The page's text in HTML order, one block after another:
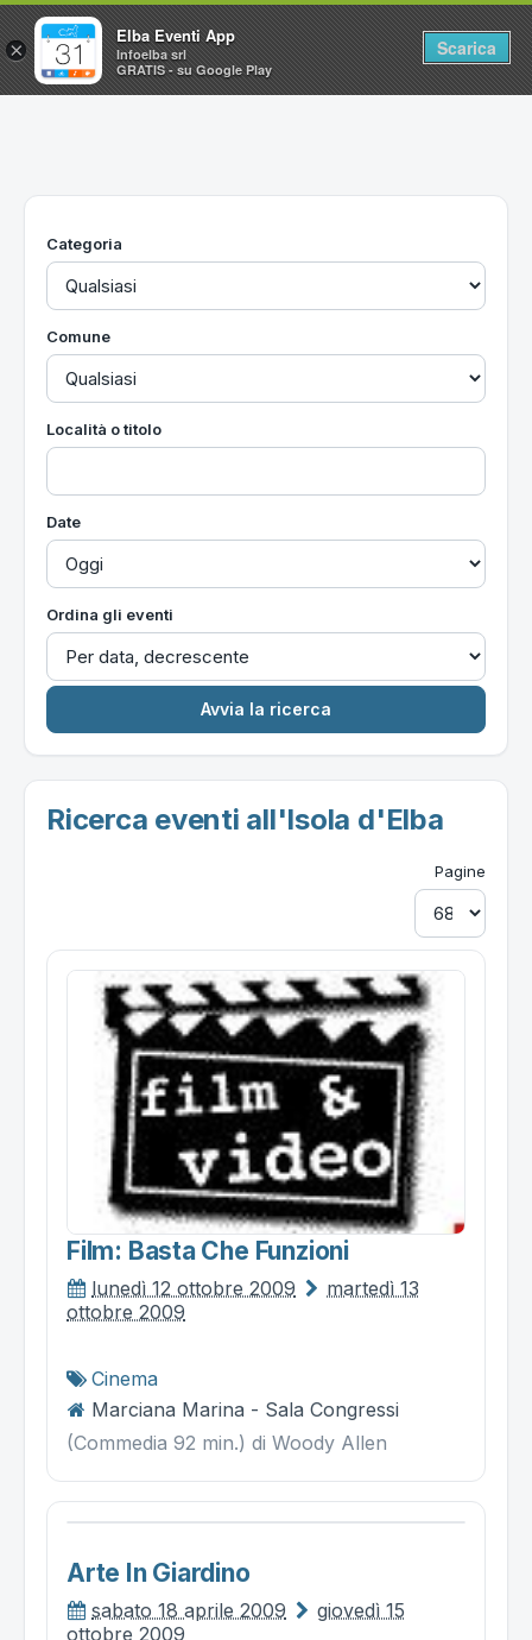
Home
Utilità
Categoria
Comune
Località o titolo
Date
Ordina gli eventi
Ricerca eventi all'Isola d'Elba
Pagine
Film: Basta Che Funzioni
lunedì 12 ottobre 2009
martedì 13
ottobre 2009
Cinema
Marciana Marina - Sala Congressi
(Commedia 92 min.) di Woody Allen
Arte In Giardino
sabato 18 aprile 2009
giovedì 15
ottobre 2009
×
Elba Eventi App
Infoelba srl
GRATIS - su Google Play
Scarica